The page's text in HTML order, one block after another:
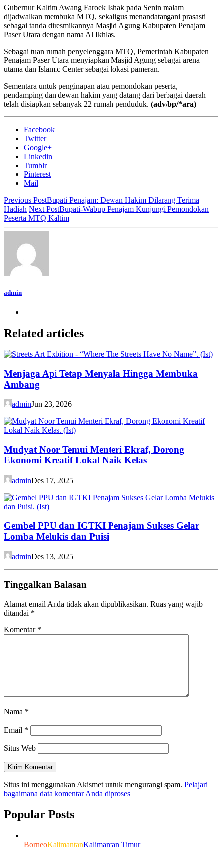
Gubernur Kaltim Awang Faroek Ishak pada Senin malam
dijadwalkan membuka MTQ, sekaligus menandatangani prasasti
sebagai tanda diresmikannya Masjid Agung Kabupaten Penajam
Paser Utara dengan nama Al Ikhlas.
Sebagai tuan rumah penyelenggara MTQ, Pemerintah Kabupaten
Penajam Paser Utara menyiapkan Masjid Agung sebagai arena
utama dan Islamic Center sebagai lokasi pameran.
Sementara untuk penginapan atau pemondokan peserta,
pendamping dan dewan hakim yang datang dari berbagai daerah
telah disiapkan sebanyak 22 rumah penduduk. (adv/bp/*ara)
Facebook
Twitter
Google+
Linkedin
Tumblr
Pinterest
Mail
Previous PostBupati Penajam: Dewan Hakim Dilarang Terima
Hadiah Next PostBupati-Wabup Penajam Kunjungi Pemondokan
Peserta MTQ Kaltim
admin
Related articles
Menjaga Api Tetap Menyala Hingga Membuka
Ambang
adminJun 23, 2026
Mudyat Noor Temui Menteri Ekraf, Dorong
Ekonomi Kreatif Lokal Naik Kelas
adminDes 17, 2025
Gembel PPU dan IGTKI Penajam Sukses Gelar
Lomba Melukis dan Puisi
adminDes 13, 2025
Tinggalkan Balasan
Alamat email Anda tidak akan dipublikasikan. Ruas yang wajib
ditandai *
Komentar *
Nama *
Email *
Situs Web
Situs ini menggunakan Akismet untuk mengurangi spam. Pelajari
bagaimana data komentar Anda diproses
Popular Posts
BorneoKalimantanKalimantan Timur